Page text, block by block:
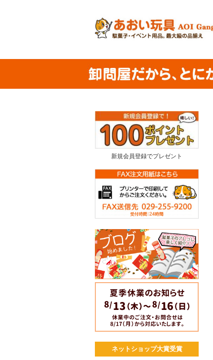
新規会員登録でプレゼント
ネットショップ大賞受賞